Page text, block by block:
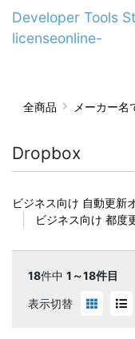
Developer Tools
licenseonline-
全商品 メーカー名
Dropbox
ビジネス向け 自動更新
ビジネス向け 都度
18件中 1～18件目
表示切替